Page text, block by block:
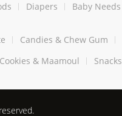
Diapers Baby Needs
Candies & Chew Gum
& Maamoul
Snacks